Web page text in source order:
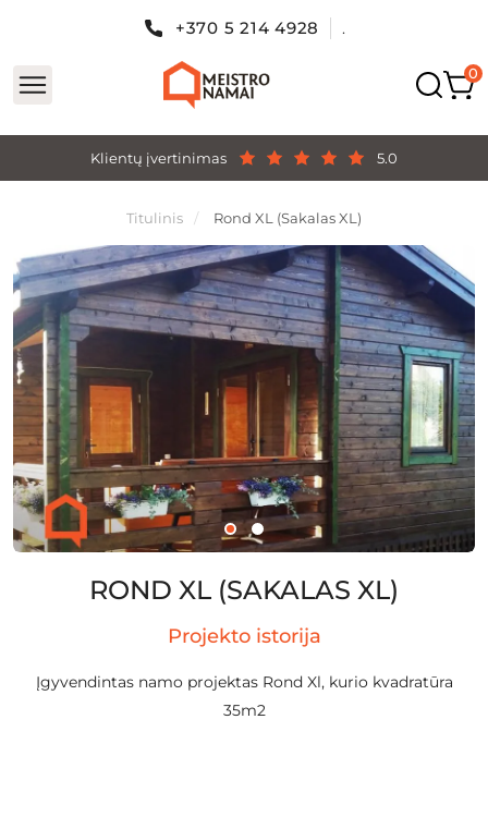
Klientų įvertinimas 5.0
+370 5 214 4928 .
Titulinis Rond XL (Sakalas XL)
ROND XL (SAKALAS XL)
Projekto istorija
Įgyvendintas namo projektas Rond Xl, kurio kvadratūra
35m2